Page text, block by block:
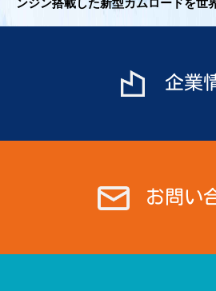
ー
企業
お問い